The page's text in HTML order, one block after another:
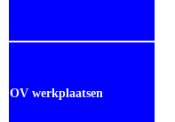
OV werkplaatsen